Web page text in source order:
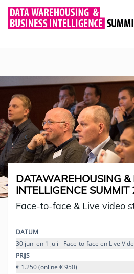
DATAWAREHOUSING &
INTELLIGENCE
Face-to-face & Live video
DATUM
30 juni en 1 juli - Face-to-face en Live
PRIJS
€ 1.250 (online € 950)